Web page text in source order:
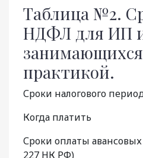
Таблица №2.
НДФЛ для ИП
практикой.
Сроки налогового
Когда платить
Сроки оплаты
227 НК РФ)